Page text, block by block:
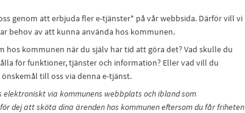
genom att erbjuda fler e-tjänster* på vår webbsida. Därför vill vi
behov av att kunna använda hos kommunen.
hos kommunen när du själv har tid att göra det? Vad skulle du
för funktioner, tjänster och information? Eller vad vill du
till oss via denna e-tjänst.
via kommunens webbplats och ibland som
dej att sköta dina ärenden hos kommunen eftersom du får friheten